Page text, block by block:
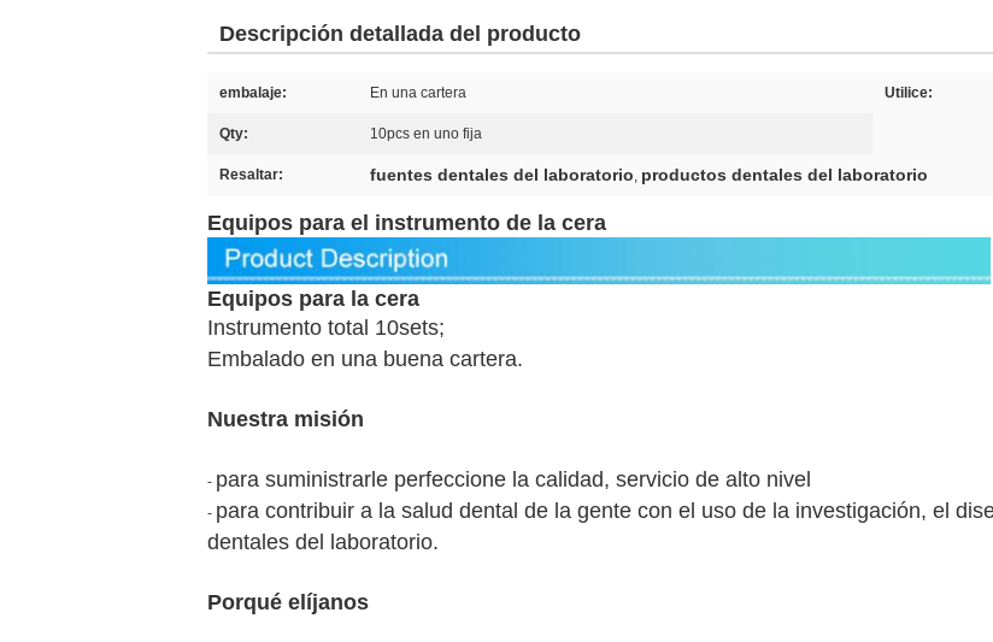
Descripción detallada del producto
embalaje: En una cartera Utilice:
Qty: 10pcs en uno fija
Resaltar: fuentes dentales del laboratorio, productos dentales del laboratorio
Equipos para el instrumento de la cera
Equipos para la cera
Instrumento total 10sets;
Embalado en una buena cartera.
Nuestra misión
- para suministrarle perfeccione la calidad, servicio de alto nivel
- para contribuir a la salud dental de la gente con el uso de la investigación, el
dentales del laboratorio.
Porqué elíjanos